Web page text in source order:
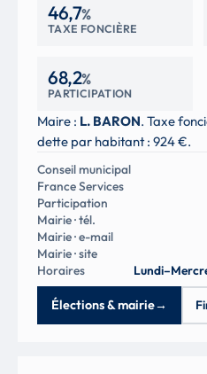
46,7%
TAXE FONCIÈRE
68,2%
PARTICIPATION
Maire : L. BARON. Taxe
dette par habitant : 924 €.
Conseil municipal
France Services
Participation
Mairie · tél.
Mairie · e-mail
Mairie · site
Horaires
Élections & mairie→